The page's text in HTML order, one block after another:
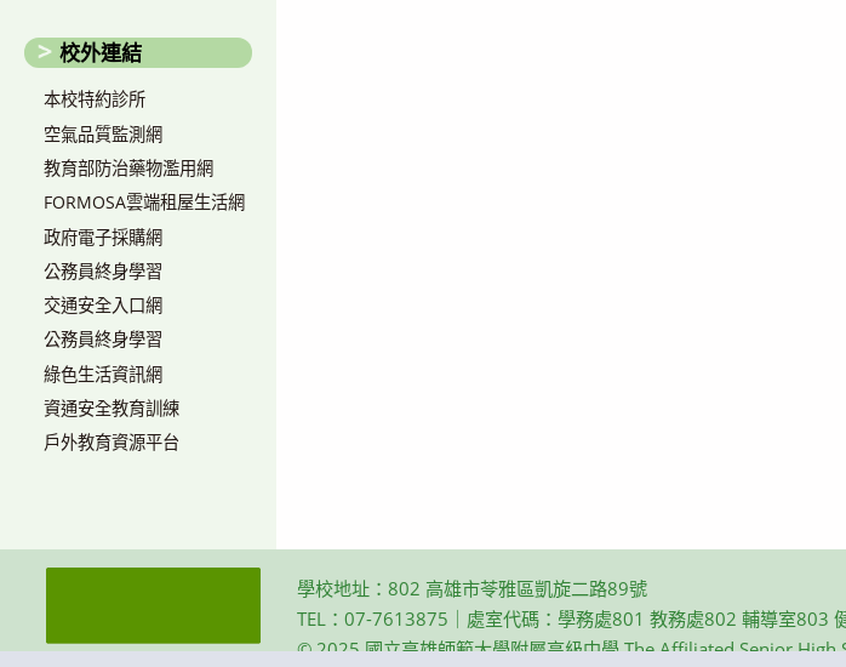
校外連結
本校特約診所
空氣品質監測網
教育部防治藥物濫用網
FORMOSA雲端租屋生活網
政府電子採購網
公務員終身學習
交通安全入口網
公務員終身學習
綠色生活資訊網
資通安全教育訓練
戶外教育資源平台
學校地址：802 高雄市苓雅區凱旋二路89號
TEL：07-7613875｜處室代碼：學務處801 教務處802 輔導室803
© 2025 國立高雄師範大學附屬高級中學 The Affiliated Senior